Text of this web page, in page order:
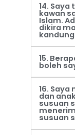
14.
kawan
Islam.
dikira
15.
boleh
16.
dan
susuan
susuan